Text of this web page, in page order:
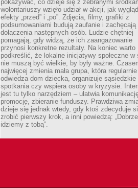
pokazywać, co dzieje się z zebranymi
wolontariuszy wzięło udział w akcji, jak
efekty „przed” i „po”. Zdjęcia, filmy, grafiki z
podsumowaniami budują zaufanie i zachęcają
dołączenia następnych osób. Ludzie chętniej
pomagają, gdy widzą, że ich zaangażowanie
przynosi konkretne rezultaty. Na koniec warto
podkreślić, że lokalne inicjatywy społeczne w
nie muszą być wielkie, by były ważne.
najwięcej zmienia mała grupa, która regularnie
odwiedza dom dziecka, organizuje sąsiedzkie
spotkania czy wspiera osoby w kryzysie.
jest tu tylko narzędziem – ułatwia
promocję, zbieranie funduszy. Prawdziwa
dzieje się jednak wtedy, gdy ktoś zdecyduje
zrobić pierwszy krok, a inni powiedzą:
idziemy z tobą”.